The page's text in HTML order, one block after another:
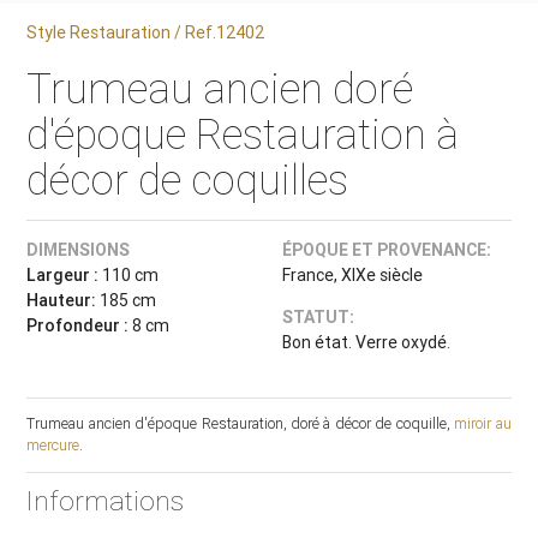
Style Restauration / Ref.12402
Trumeau ancien doré
d'époque Restauration à
décor de coquilles
DIMENSIONS
Largeur : 110 cm
Hauteur: 185 cm
Profondeur : 8 cm
ÉPOQUE ET PROVENANCE:
France, XIXe siècle
STATUT:
Bon état. Verre oxydé.
Trumeau ancien d'époque Restauration, doré à décor de coquille, miroir au
mercure.
Informations